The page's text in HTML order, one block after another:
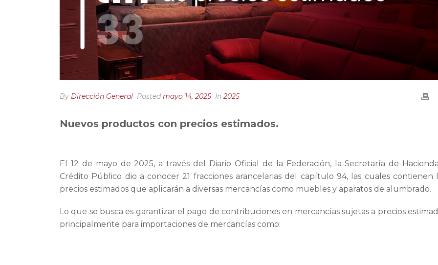
By Dirección General Posted mayo 14, 2025 In 2025
Nuevos productos con precios estimados.
El 12 de mayo de 2025, a través del Diario Oficial de la Federación, la Secretaría de
Crédito Público dio a conocer 21 fracciones arancelarias del capítulo 94, las cuales contienen
precios estimados que aplicarán a diversas mercancías como muebles y aparatos de alumbrado.
Lo que se busca es garantizar el pago de contribuciones en mercancías sujetas a precios
principalmente para importaciones de mercancías como: